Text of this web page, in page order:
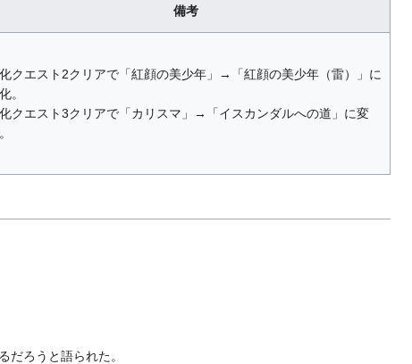
備考
クエスト2クリアで「紅顔の美少年」→「紅顔の美少年（雷）」に
。
クエスト3クリアで「カリスマ」→「イスカンダルへの道」に変
だろうと語られた。